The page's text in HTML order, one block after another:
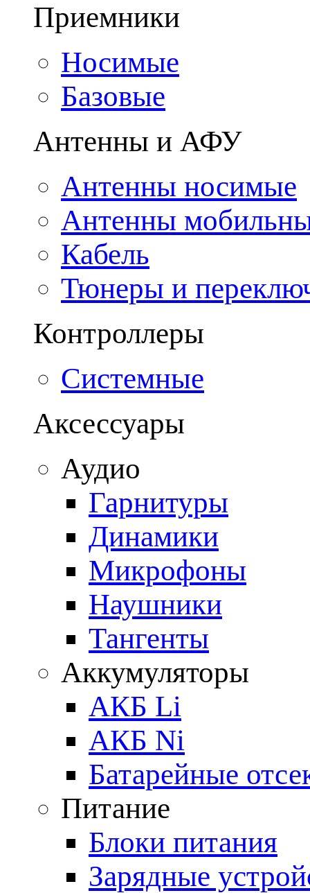
Приемники
Носимые
Базовые
Антенны и АФУ
Антенны носимые
Антенны
Кабель
Тюнеры и
Контроллеры
Системные
Аксессуары
Аудио
Гарнитуры
Динамики
Микрофоны
Наушники
Тангенты
Аккумуляторы
АКБ Li
АКБ Ni
Батарейные
Питание
Блоки питания
Зарядные